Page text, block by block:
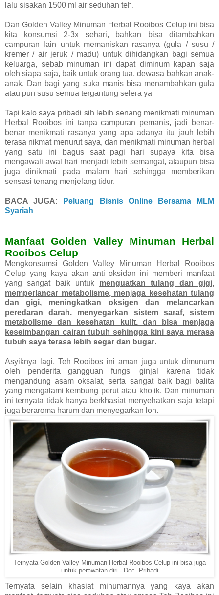
lalu sisakan 1500 ml air seduhan teh.
Dan Golden Valley Minuman Herbal Rooibos Celup ini bisa
kita konsumsi 2-3x sehari, bahkan bisa ditambahkan
campuran lain untuk memaniskan rasanya (gula / susu /
kremer / air jeruk / madu) untuk dihidangkan bagi semua
keluarga, sebab minuman ini dapat diminum kapan saja
oleh siapa saja, baik untuk orang tua, dewasa bahkan anak-
anak. Dan bagi yang suka manis bisa menambahkan gula
atau pun susu semua tergantung selera ya.
Tapi kalo saya pribadi sih lebih senang menikmati minuman
Herbal Rooibos ini tanpa campuran pemanis, jadi benar-
benar menikmati rasanya yang apa adanya itu jauh lebih
terasa nikmat menurut saya, dan menikmati minuman herbal
yang satu ini bagus saat pagi hari supaya kita bisa
mengawali awal hari menjadi lebih semangat, ataupun bisa
juga dinikmati pada malam hari sehingga memberikan
sensasi tenang menjelang tidur.
BACA JUGA:
Peluang Bisnis Online Bersama MLM
Syariah
ManfaatGolden Valley Minuman Herbal
Rooibos Celup
Mengkonsumsi Golden Valley Minuman Herbal Rooibos
Celup yang kaya akan anti oksidan ini memberi manfaat
yang sangat baik untuk menguatkan tulang dan gigi,
memperlancar metabolisme, menjaga kesehatan tulang
dan gigi, meningkatkan oksigen dan melancarkan
peredaran darah. menyegarkan sistem saraf, sistem
metabolisme dan kesehatan kulit. dan bisa menjaga
keseimbangan cairan tubuh sehingga kini saya merasa
tubuh saya terasa lebih segar dan bugar.
Asyiknya lagi, Teh Rooibos ini aman juga untuk dimunum
oleh penderita gangguan fungsi ginjal karena tidak
mengandung asam oksalat, serta sangat baik bagi balita
yang mengalami kembung perut atau kholik. Dan minuman
ini ternyata tidak hanya berkhasiat menyehatkan saja tetapi
juga beraroma harum dan menyegarkan loh.
Ternyata Golden Valley Minuman Herbal Rooibos Celup ini bisa juga
untuk perawatan diri - Doc. Pribadi
Ternyata selain khasiat minumannya yang kaya akan